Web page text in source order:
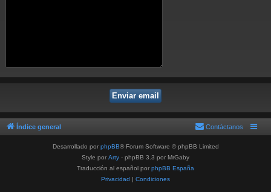
Índice general Contáctanos
Desarrollado por phpBB® Forum Software © phpBB Limited
Style por Arty - phpBB 3.3 por MrGaby
Traducción al español por phpBB España
Privacidad | Condiciones